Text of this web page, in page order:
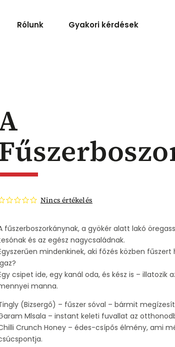
Rólunk Gyakori kérdések
Nincs értékelés
fűszerboszorkánynak, a gyökér alatt lakó
és az egész nagycsaládnak.
mindenkinek, aki főzés közben
csipet ide, egy kanál oda, és kész is – illatozik
manna.
(Bizsergő) – fűszer sóval – bármit
Mlsala – instant keleti fuvallat az
Crunch Honey – édes-csípős élmény, ami